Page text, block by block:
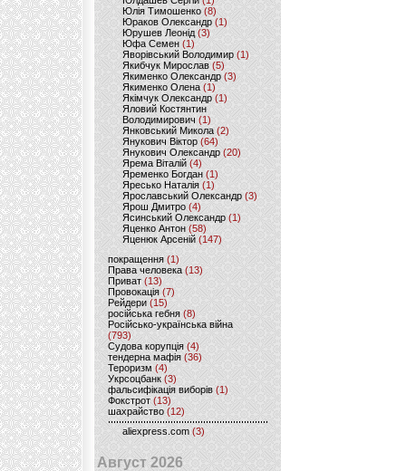
Юлія Тимошенко (8)
Юраков Олександр (1)
Юрушев Леонід (3)
Юфа Семен (1)
Яворівський Володимир (1)
Якибчук Мирослав (5)
Якименко Олександр (3)
Якименко Олена(1)
Якімчук Олександр (1)
Яловий Костянтин
Володимирович (1)
Янковський Микола(2)
Янукович Віктор (64)
Янукович Олександр(20)
Ярема Віталій(4)
Яременко Богдан(1)
Яресько Наталія(1)
Ярославський Олександр (3)
Ярош Дмитро (4)
Ясинський Олександр (1)
Яценко Антон(58)
Яценюк Арсеній (147)
покращення (1)
Права человека(13)
Приват (13)
Провокація (7)
Рейдери (15)
російська гебня (8)
Російсько-українська війна
(793)
Судова корупція (4)
тендерна мафія (36)
Тероризм (4)
Укрсоцбанк (3)
фальсифікація виборів (1)
Фокстрот(13)
шахрайство (12)
aliexpress.com (3)
Август 2026